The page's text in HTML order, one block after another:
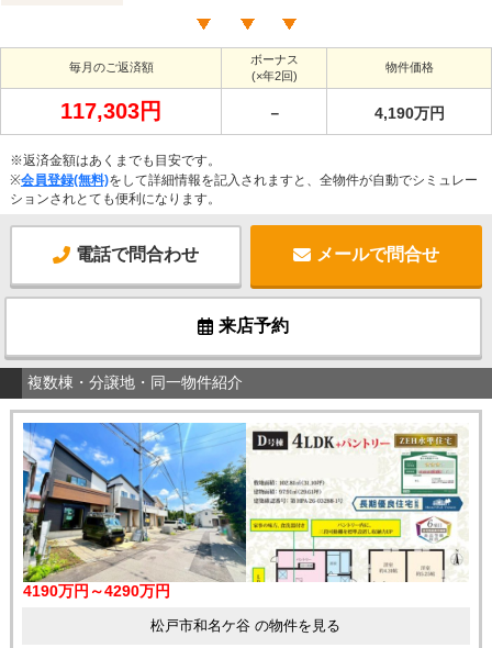
毎月のご返済額
ボーナス
(×年2回)
物件価格
117,303円 － 4,190万円
※返済金額はあくまでも目安です。
※会員登録(無料)をして詳細情報を記入されますと、全物件が自動でシミュレー
ションされとても便利になります。
電話で問合わせ メールで問合せ
来店予約
複数棟・分譲地・同一物件紹介
4190万円～4290万円
松戸市和名ケ谷 の物件を見る